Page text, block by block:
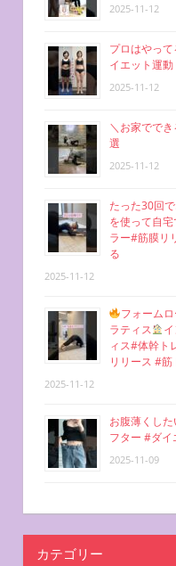
2025-11-12
プロはやっ
イエット運
2025-11-12
＼お家でで
選
2025-11-12
たった30回
を使って自
ラー#筋膜リ
る
2025-11-12
フォーム
ラティス
ィス#体幹ト
リリース #
2025-11-12
お腹薄くし
フター #ダ
2025-11-09
カテゴリー